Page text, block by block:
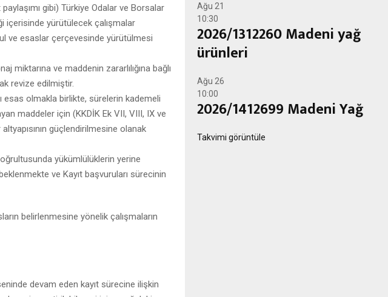
gibi) Türkiye Odalar ve Borsalar
içerisinde yürütülecek çalışmalar
ve esaslar çerçevesinde yürütülmesi
miktarına ve maddenin zararlılığına bağlı
revize edilmiştir.
esas olmakla birlikte, sürelerin kademeli
maddeler için (KKDİK Ek VII, VIII, IX ve
güçlendirilmesine olanak
yükümlülüklerin yerine
ve Kayıt başvuruları sürecinin
belirlenmesine yönelik çalışmaların
devam eden kayıt sürecine ilişkin
Ağu 21
10:30
2026/1312260 Madeni yağ
ürünleri
Ağu 26
10:00
2026/1412699 Madeni Yağ
Takvimi görüntüle